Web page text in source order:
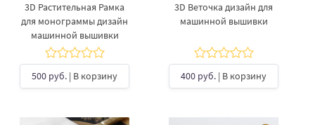
3D Растительная Рамка
для монограммы дизайн
машинной вышивки
500 руб. | В корзину
3D Веточка дизайн для
машинной вышивки
400 руб. | В корзину